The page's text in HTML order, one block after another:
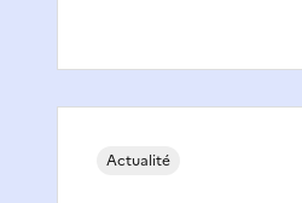
Actualité